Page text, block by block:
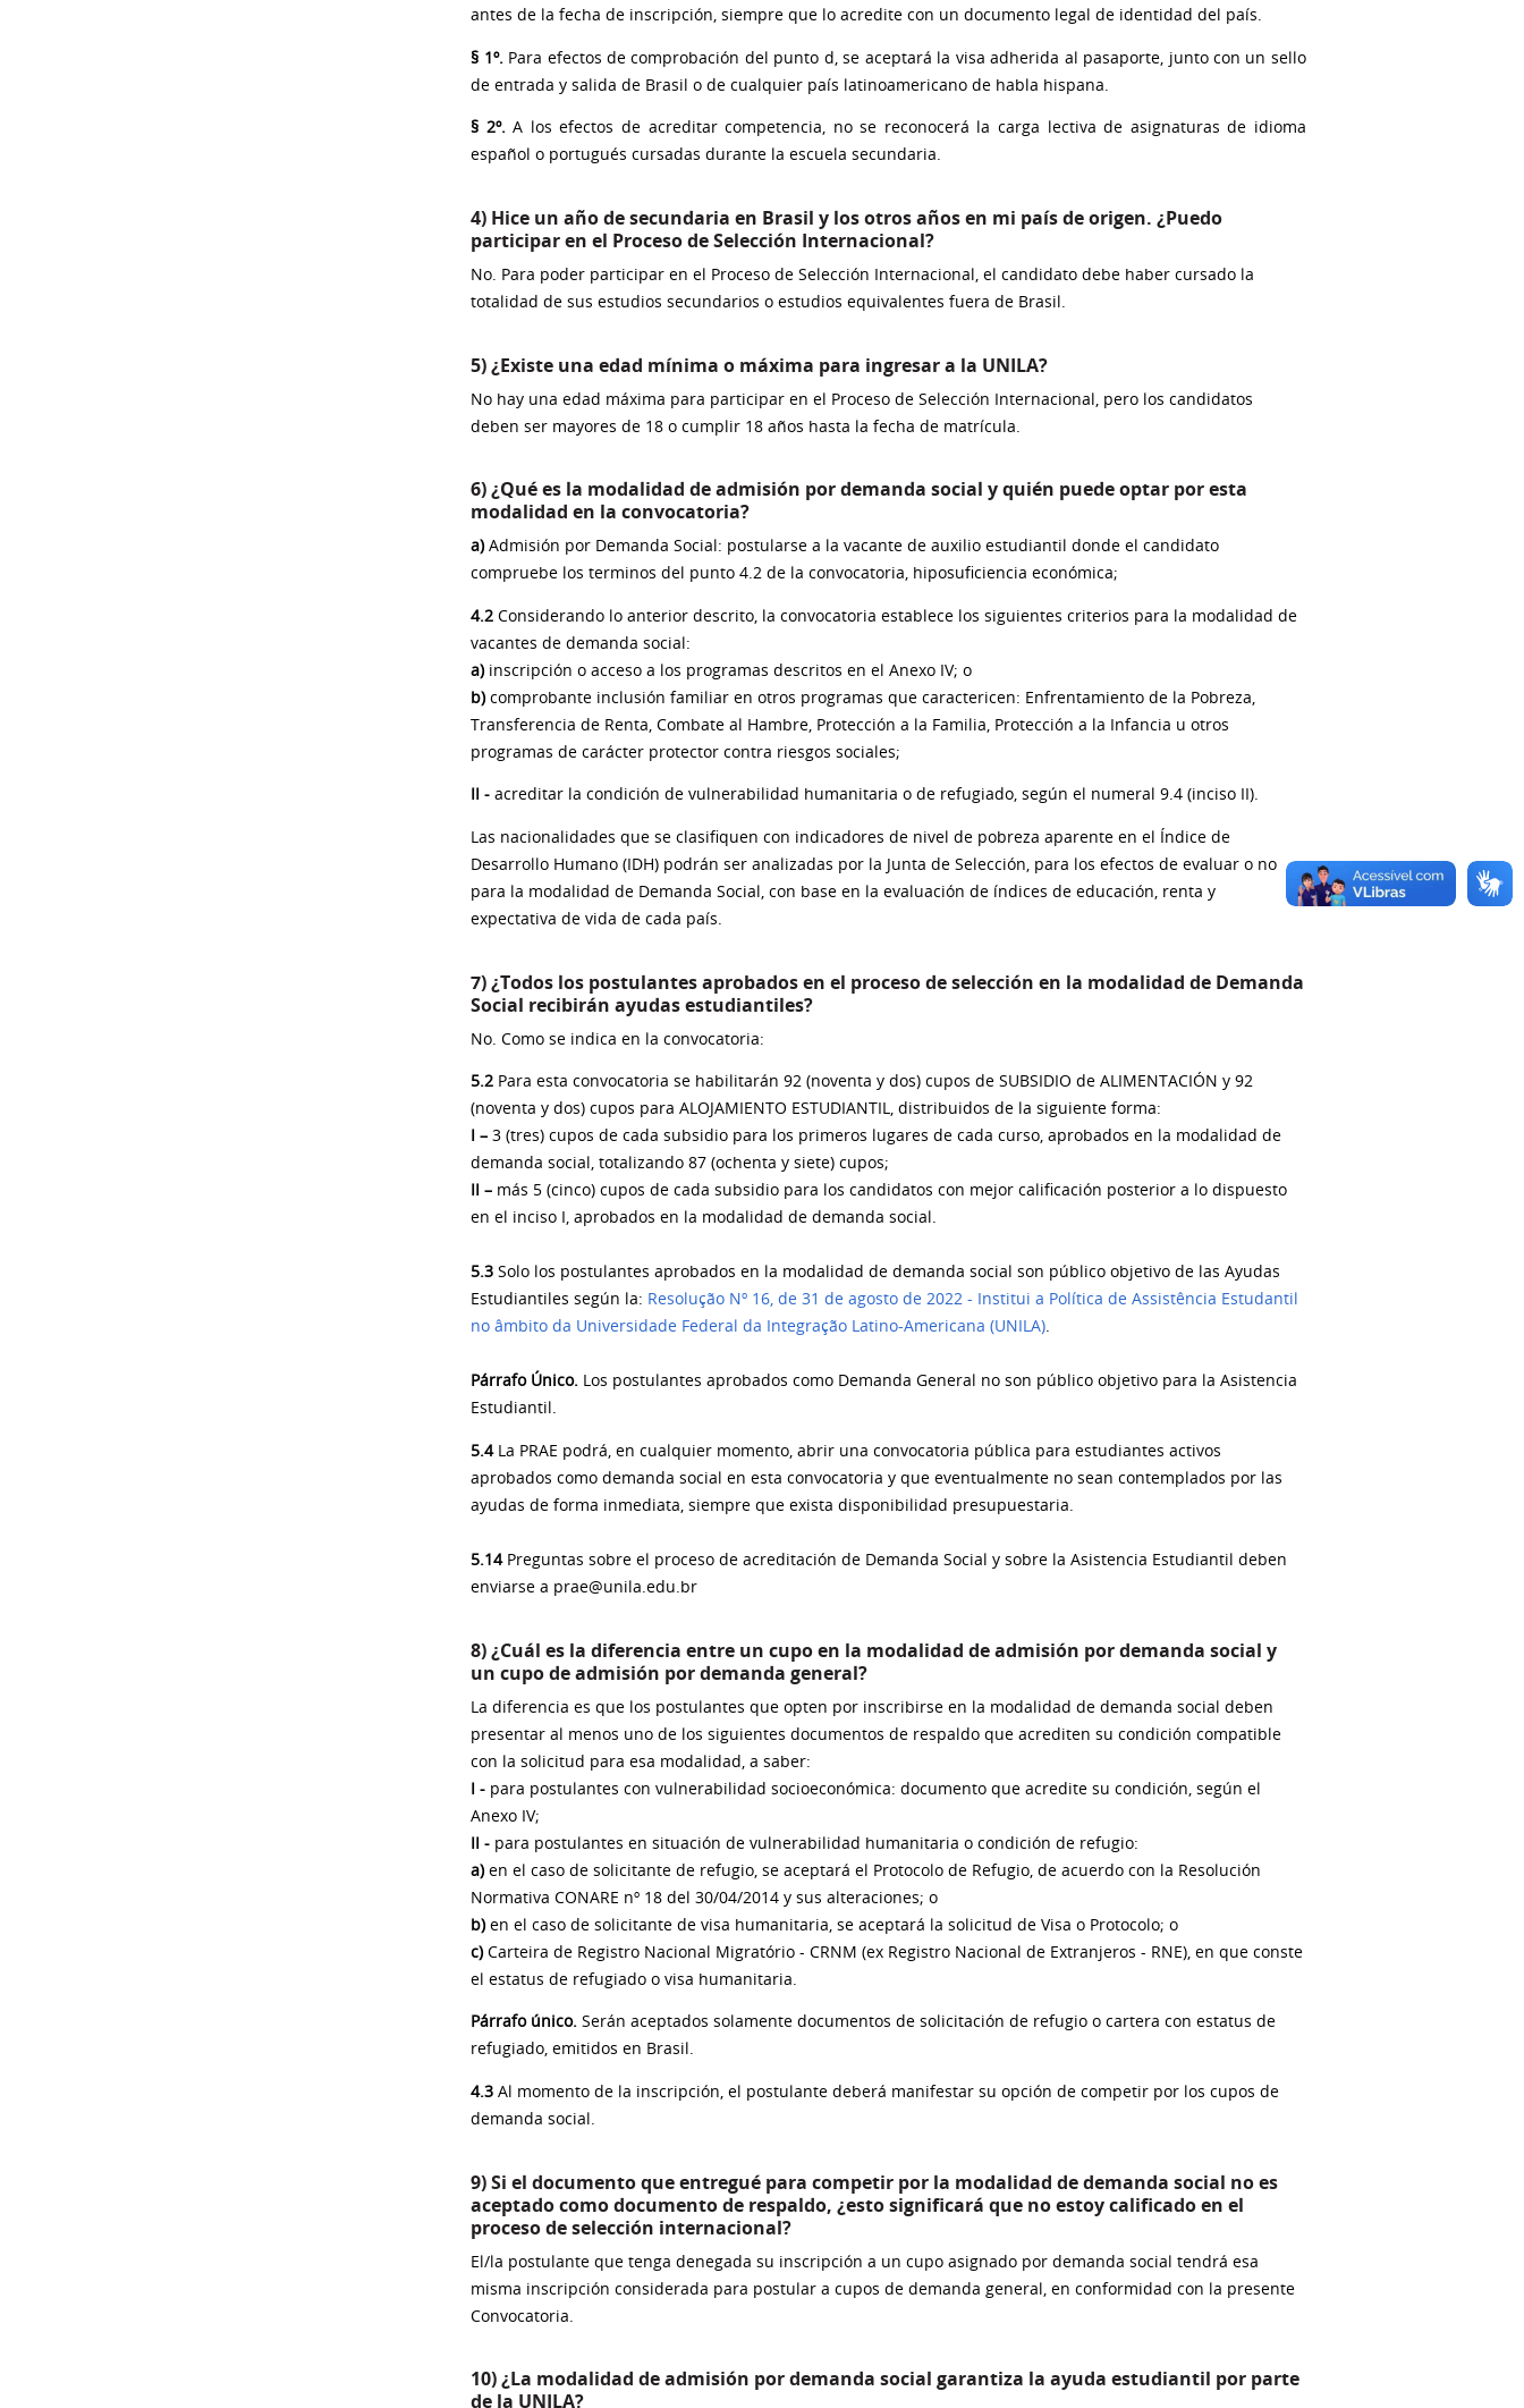
antes de la fecha de inscripción, siempre que lo acredite con un documento legal de identidad del país.
§ 1º.Para efectos de comprobación del punto d, se aceptará la visa adherida al pasaporte, junto con un sello
de entrada y salida de Brasil o de cualquier país latinoamericano de habla hispana.
§ 2º.A los efectos de acreditar competencia, no se reconocerá la carga lectiva de asignaturas de idioma
español o portugués cursadas durante la escuela secundaria.
4) Hice un año de secundaria en Brasil y los otros años en mi país de origen. ¿Puedo
participar en el Proceso de Selección Internacional?
No. Para poder participar en el Proceso de Selección Internacional, el candidato debe haber cursado la
totalidad de sus estudios secundarios o estudios equivalentes fuera de Brasil.
5) ¿Existe una edad mínima o máxima para ingresar a la UNILA?
No hay una edad máxima para participar en el Proceso de Selección Internacional, pero los candidatos
deben ser mayores de 18 o cumplir 18 años hasta la fecha de matrícula.
6) ¿Qué es la modalidad de admisión por demanda social y quién puede optar por esta
modalidad en la convocatoria?
a)Admisión por Demanda Social: postularse a la vacante de auxilio estudiantil donde el candidato
compruebe los terminos del punto 4.2 de la convocatoria, hiposuficiencia económica;
4.2 Considerando lo anterior descrito, la convocatoria establece los siguientes criterios para la modalidad de
vacantes de demanda social:
a)inscripción o acceso a los programas descritos en el Anexo IV; o
b)comprobante inclusión familiar en otros programas que caractericen: Enfrentamiento de la Pobreza,
Transferencia de Renta, Combate al Hambre, Protección a la Familia, Protección a la Infancia u otros
programas de carácter protector contra riesgos sociales;
II - acreditar la condición de vulnerabilidad humanitaria o de refugiado, según el numeral 9.4 (inciso II).
Las nacionalidades que se clasifiquen con indicadores de nivel de pobreza aparente en el Índice de
Desarrollo Humano (IDH) podrán ser analizadas por la Junta de Selección, para los efectos de evaluar o no
para la modalidad de Demanda Social, con base en la evaluación de índices de educación, renta y
expectativa de vida de cada país.
7) ¿Todos los postulantes aprobados en el proceso de selección en la modalidad de Demanda
Social recibirán ayudas estudiantiles?
No. Como se indica en la convocatoria:
5.2 Para esta convocatoria se habilitarán 92 (noventa y dos) cupos de SUBSIDIO de ALIMENTACIÓN y 92
(noventa y dos) cupos para ALOJAMIENTO ESTUDIANTIL, distribuidos de la siguiente forma:
I – 3 (tres) cupos de cada subsidio para los primeros lugares de cada curso, aprobados en la modalidad de
demanda social, totalizando 87 (ochenta y siete) cupos;
II – más 5 (cinco) cupos de cada subsidio para los candidatos con mejor calificación posterior a lo dispuesto
en el inciso I, aprobados en la modalidad de demanda social.
5.3 Solo los postulantes aprobados en la modalidad de demanda social son público objetivo de las Ayudas
Estudiantiles según la: Resolução Nº 16, de 31 de agosto de 2022 - Institui a Política de Assistência Estudantil
no âmbito da Universidade Federal da Integração Latino-Americana (UNILA).
Párrafo Único. Los postulantes aprobados como Demanda General no son público objetivo para la Asistencia
Estudiantil.
5.4La PRAE podrá, en cualquier momento, abrir una convocatoria pública para estudiantes activos
aprobados como demanda social en esta convocatoria y que eventualmente no sean contemplados por las
ayudas de forma inmediata, siempre que exista disponibilidad presupuestaria.
5.14Preguntas sobre el proceso de acreditación de Demanda Social y sobre la Asistencia Estudiantil deben
enviarse a prae@unila.edu.br
8) ¿Cuál es la diferencia entre un cupo en la modalidad de admisión por demanda social y
un cupo de admisión por demanda general?
La diferencia es que los postulantes que opten por inscribirse en la modalidad de demanda social deben
presentar al menos uno de los siguientes documentos de respaldo que acrediten su condición compatible
con la solicitud para esa modalidad, a saber:
I - para postulantes con vulnerabilidad socioeconómica: documento que acredite su condición, según el
Anexo IV;
II - para postulantes en situación de vulnerabilidad humanitaria o condición de refugio:
a)en el caso de solicitante de refugio, se aceptará el Protocolo de Refugio, de acuerdo con la Resolución
Normativa CONARE nº 18 del 30/04/2014 y sus alteraciones; o
b)en el caso de solicitante de visa humanitaria, se aceptará la solicitud de Visa o Protocolo; o
c)Carteira de Registro Nacional Migratório - CRNM (ex Registro Nacional de Extranjeros - RNE), en que conste
el estatus de refugiado o visa humanitaria.
Párrafo único. Serán aceptados solamente documentos de solicitación de refugio o cartera con estatus de
refugiado, emitidos en Brasil.
4.3 Al momento de la inscripción, el postulante deberá manifestar su opción de competir por los cupos de
demanda social.
9) Si el documento que entregué para competir por la modalidad de demanda social no es
aceptado como documento de respaldo, ¿esto significará que no estoy calificado en el
proceso de selección internacional?
El/la postulante que tenga denegada su inscripción a un cupo asignado por demanda social tendrá esa
misma inscripción considerada para postular a cupos de demanda general, en conformidad con la presente
Convocatoria.
10) ¿La modalidad de admisión por demanda social garantiza la ayuda estudiantil por parte
de la UNILA?